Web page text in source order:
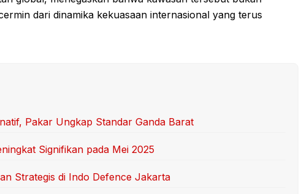
dari dinamika kekuasaan internasional yang terus
Pakar Ungkap Standar Ganda Barat
Signifikan pada Mei 2025
Strategis di Indo Defence Jakarta